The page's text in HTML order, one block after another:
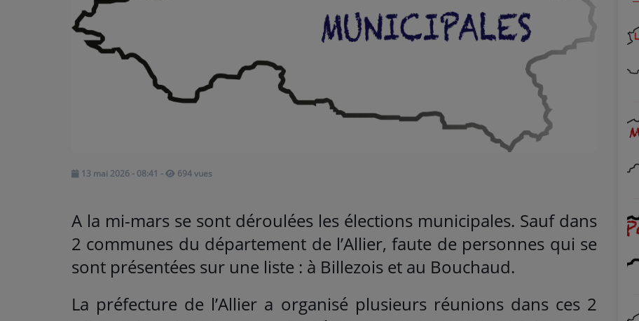
Titres diffusés13 mai 2026 - 08:41 - 694 vues
A la mi-mars se sont déroulées les élections municipales. Sauf dans
2 communes du département de l’Allier, faute de personnes qui se
sont présentées sur une liste : à Billezois et au Bouchaud.
La préfecture de l’Allier a organisé plusieurs réunions dans ces 2